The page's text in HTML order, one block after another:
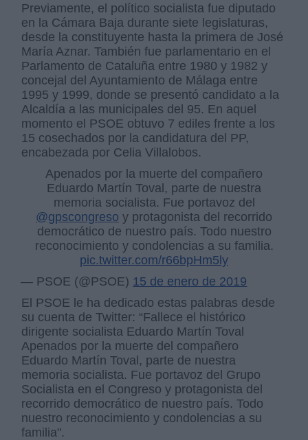
Previamente, el político socialista fue diputado
en la Cámara Baja durante siete legislaturas,
desde la constituyente hasta la primera de José
María Aznar. También fue parlamentario en el
Parlamento de Cataluña entre 1980 y 1982 y
concejal del Ayuntamiento de Málaga entre
1995 y 1999, donde se presentó candidato a la
Alcaldía a las municipales del 95. En aquel
momento el PSOE obtuvo 7 ediles frente a los
15 cosechados por la candidatura del PP,
encabezada por Celia Villalobos.
Apenados por la muerte del compañero
Eduardo Martín Toval, parte de nuestra
memoria socialista. Fue portavoz del
@gpscongreso y protagonista del recorrido
democrático de nuestro país. Todo nuestro
reconocimiento y condolencias a su familia.
pic.twitter.com/r66bpHm5ly
— PSOE (@PSOE) 15 de enero de 2019
El PSOE le ha dedicado estas palabras desde
su cuenta de Twitter: “Fallece el histórico
dirigente socialista Eduardo Martín Toval
Apenados por la muerte del compañero
Eduardo Martín Toval, parte de nuestra
memoria socialista. Fue portavoz del Grupo
Socialista en el Congreso y protagonista del
recorrido democrático de nuestro país. Todo
nuestro reconocimiento y condolencias a su
familia".